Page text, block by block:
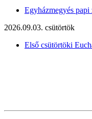
Egyházmegyés papi
2026.09.03. csütörtök
Első csütörtöki